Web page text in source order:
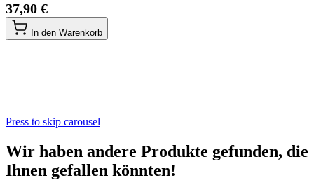
37,90 €
In den Warenkorb
Press to skip carousel
Wir haben andere Produkte gefunden, die
Ihnen gefallen könnten!